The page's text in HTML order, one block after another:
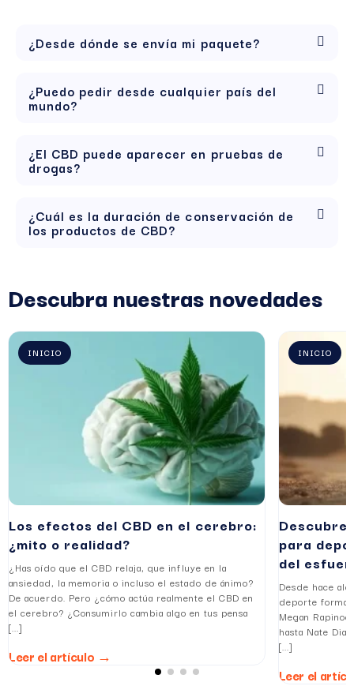
¿Desde dónde se envía mi paquete?
¿Puedo pedir desde cualquier país del
mundo?
¿El CBD puede aparecer en pruebas de
drogas?
¿Cuál es la duración de conservación de
los productos de CBD?
Descubra nuestras novedades
INICIO
Los efectos del CBD en el cerebro:
¿mito o realidad?
¿Has oído que el CBD relaja, que influye en la
ansiedad, la memoria o incluso el estado de ánimo?
De acuerdo. Pero ¿cómo actúa realmente el CBD en
el cerebro? ¿Consumirlo cambia algo en tus pensa
[...]
Leer el artículo →
INICIO
Descubre
para
del
Desde hace
deporte
Megan
hasta Nate
[...]
Leer el